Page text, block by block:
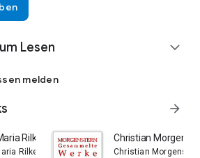
Lesen expand_more
melden
arrow_forward
Rilke: Gesammelte Werke, Ausgabe 6
Rilke
Christian
Christian